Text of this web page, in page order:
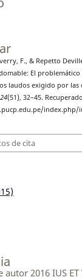
F., & Repetto
El problemático
laudos exigido por las
24(51), 32–45.
index.php/
de cita
autor 2016 IUS ET